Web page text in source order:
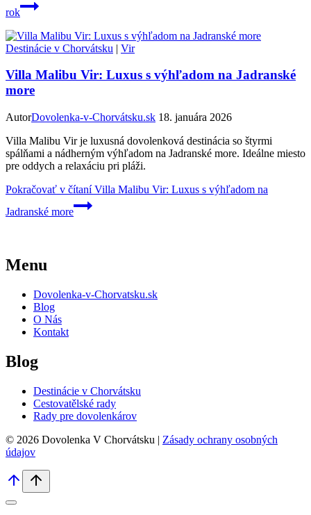
rok
Destinácie v Chorvátsku | Vir
Villa Malibu Vir: Luxus s výhľadom na Jadranské
more
AutorDovolenka-v-Chorvátsku.sk 18. januára 2026
Villa Malibu Vir je luxusná dovolenková destinácia so štyrmi
spálňami a nádherným výhľadom na Jadranské more. Ideálne miesto
pre oddych a relaxáciu pri pláži.
Pokračovať v čítaníVilla Malibu Vir: Luxus s výhľadom na
Jadranské more
Menu
Dovolenka-v-Chorvatsku.sk
Blog
O Nás
Kontakt
Blog
Destinácie v Chorvátsku
Cestovatělské rady
Rady pre dovolenkárov
© 2026 Dovolenka V Chorvátsku | Zásady ochrany osobných
údajov